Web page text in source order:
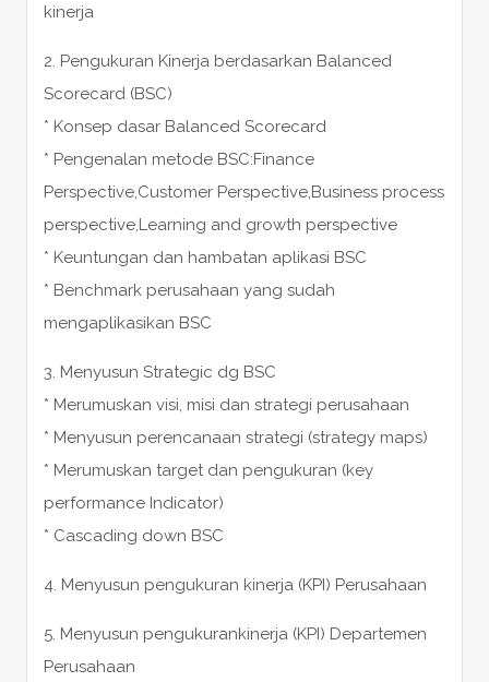
kinerja
2. Pengukuran Kinerja berdasarkan Balanced
Scorecard (BSC)
* Konsep dasar Balanced Scorecard
* Pengenalan metode BSC:Finance
Perspective,Customer Perspective,Business process
perspective,Learning and growth perspective
* Keuntungan dan hambatan aplikasi BSC
* Benchmark perusahaan yang sudah
mengaplikasikan BSC
3. Menyusun Strategic dg BSC
* Merumuskan visi, misi dan strategi perusahaan
* Menyusun perencanaan strategi (strategy maps)
* Merumuskan target dan pengukuran (key
performance Indicator)
* Cascading down BSC
4. Menyusun pengukuran kinerja (KPI) Perusahaan
5. Menyusun pengukurankinerja (KPI) Departemen
Perusahaan